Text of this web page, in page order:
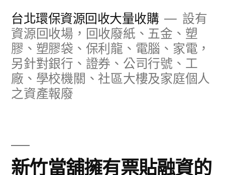
台北環保資源回收大量收購
設有
資源回收場，回收廢紙、五金、塑
膠、塑膠袋、保利龍、電腦、家電，
另針對銀行、證券、公司行號、工
廠、學校機關、社區大樓及家庭個人
之資產報廢
新竹當舖擁有票貼融資的